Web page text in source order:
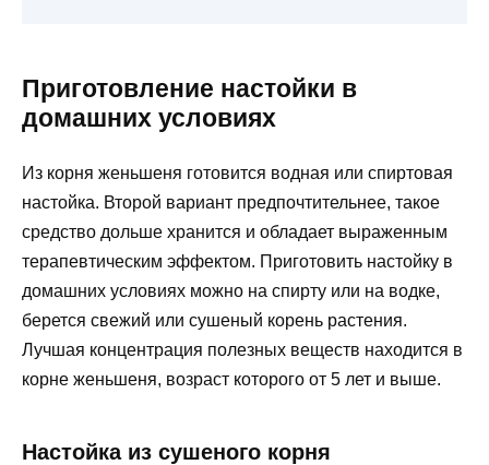
Приготовление настойки в
домашних условиях
Из корня женьшеня готовится водная или спиртовая
настойка. Второй вариант предпочтительнее, такое
средство дольше хранится и обладает выраженным
терапевтическим эффектом. Приготовить настойку в
домашних условиях можно на спирту или на водке,
берется свежий или сушеный корень растения.
Лучшая концентрация полезных веществ находится в
корне женьшеня, возраст которого от 5 лет и выше.
Настойка из сушеного корня